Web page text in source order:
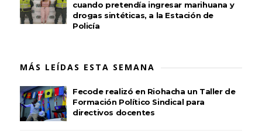
cuando pretendía ingresar marihuana y
drogas sintéticas, a la Estación de
Policía
MÁS LEÍDAS ESTA SEMANA
Fecode realizó en Riohacha un Taller de
Formación Político Sindical para
directivos docentes